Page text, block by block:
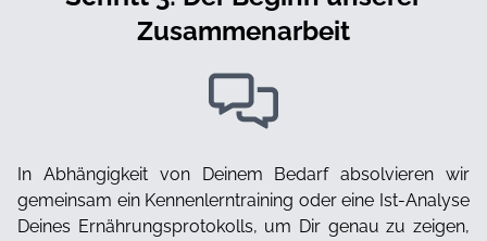
Zusammenarbeit
In Abhängigkeit von Deinem Bedarf absolvieren wir
gemeinsam ein Kennenlerntraining oder eine Ist-Analyse
Deines Ernährungsprotokolls, um Dir genau zu zeigen,